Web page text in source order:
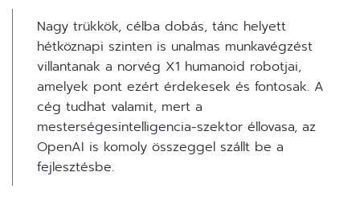
Nagy trükkök, célba dobás, tánc helyett
hétköznapi szinten is unalmas munkavégzést
villantanak a norvég X1 humanoid robotjai,
amelyek pont ezért érdekesek és fontosak. A
cég tudhat valamit, mert a
mesterségesintelligencia-szektor éllovasa, az
OpenAI is komoly összeggel szállt be a
fejlesztésbe.